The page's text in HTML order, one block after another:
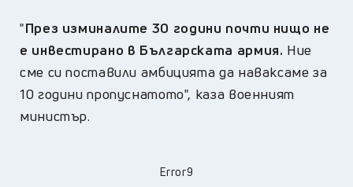
"През изминалите 30 години почти нищо не
е инвестирано в Българската армия. Ние
сме си поставили амбицията да наваксаме за
10 години пропуснатото", каза военният
министър.
Error9